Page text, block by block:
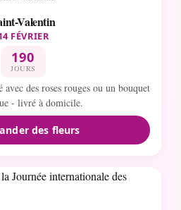
Valentin
FÉVRIER
190
JOURS
des roses rouges ou un bouquet
- livré à domicile.
des fleurs